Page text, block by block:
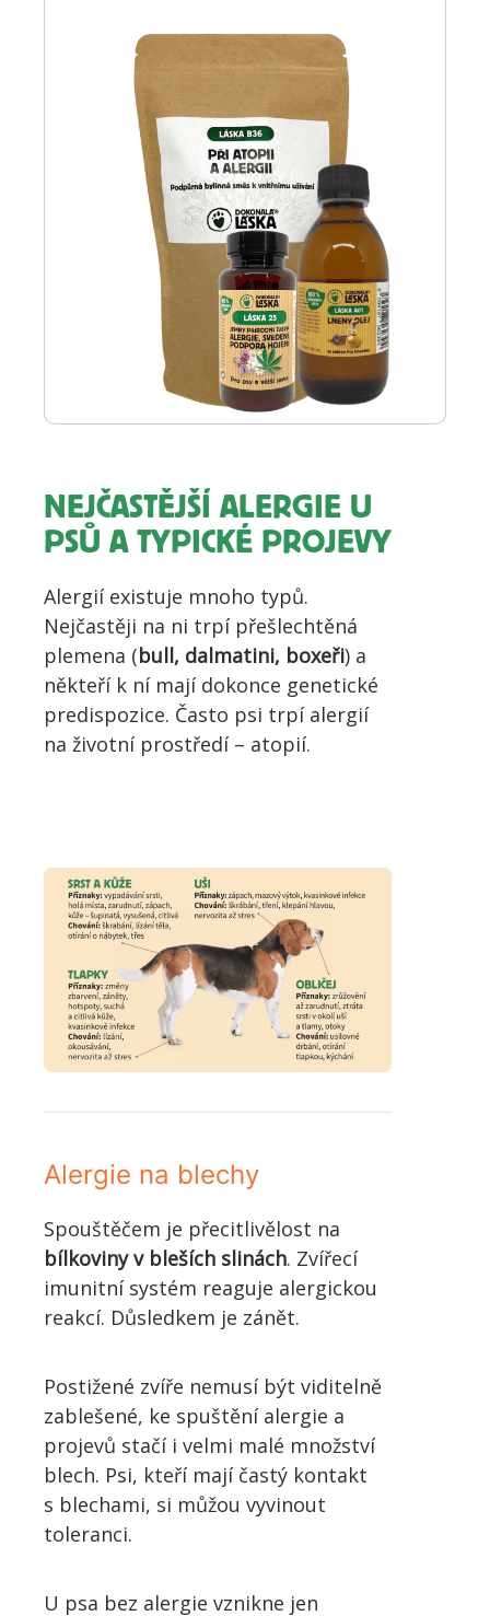
NEJČASTĚJŠÍ ALERGIE U
PSŮ A TYPICKÉ PROJEVY
Alergií existuje mnoho typů.
Nejčastěji na ni trpí přešlechtěná
plemena (bull, dalmatini, boxeři) a
někteří k ní mají dokonce genetické
predispozice. Často psi trpí alergií
na životní prostředí – atopií.
Alergie na blechy
Spouštěčem je přecitlivělost na
bílkoviny v bleších slinách. Zvířecí
imunitní systém reaguje alergickou
reakcí. Důsledkem je zánět.
Postižené zvíře nemusí být viditelně
zablešené, ke spuštění alergie a
projevů stačí i velmi malé množství
blech. Psi, kteří mají častý kontakt
s blechami, si můžou vyvinout
toleranci.
U psa bez alergie vznikne jen